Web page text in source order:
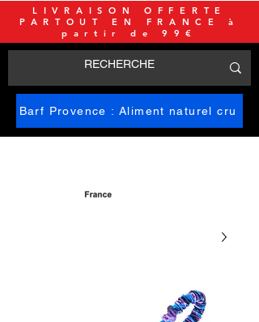
Barf Provence : Aliment naturel cru
LIVRAISON OFFERTE
PARTOUT EN FRANCE à
partir de 99€